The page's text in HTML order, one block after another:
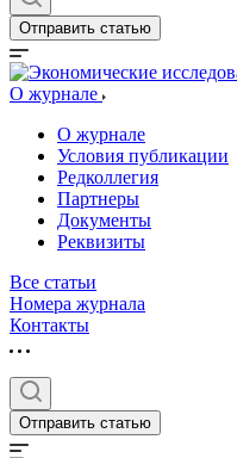
Отправить статью
О журнале
О журнале
Условия публикации
Редколлегия
Партнеры
Документы
Реквизиты
Все статьи
Номера журнала
Контакты
Отправить статью